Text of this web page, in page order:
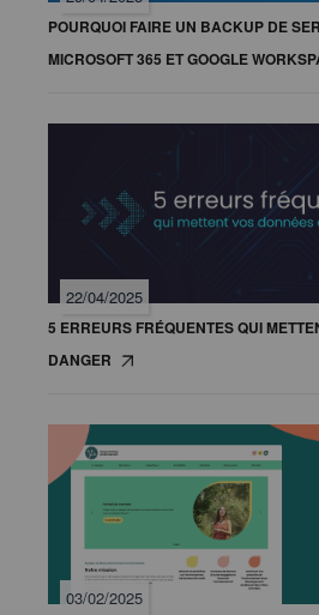
POURQUOI FAIRE UN BACKUP DE
MICROSOFT 365 ET GOOGLE
22/04/2025
5 ERREURS FRÉQUENTES QUI
DANGER
03/02/2025